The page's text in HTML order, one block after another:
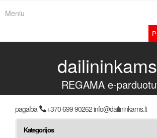
Meniu
REGAMA e-
pagalba +370 699 90262 info@dailininkams.lt